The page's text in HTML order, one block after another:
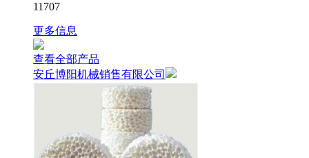
11707
更多信息
查看全部产品
安丘博阳机械销售有限公司